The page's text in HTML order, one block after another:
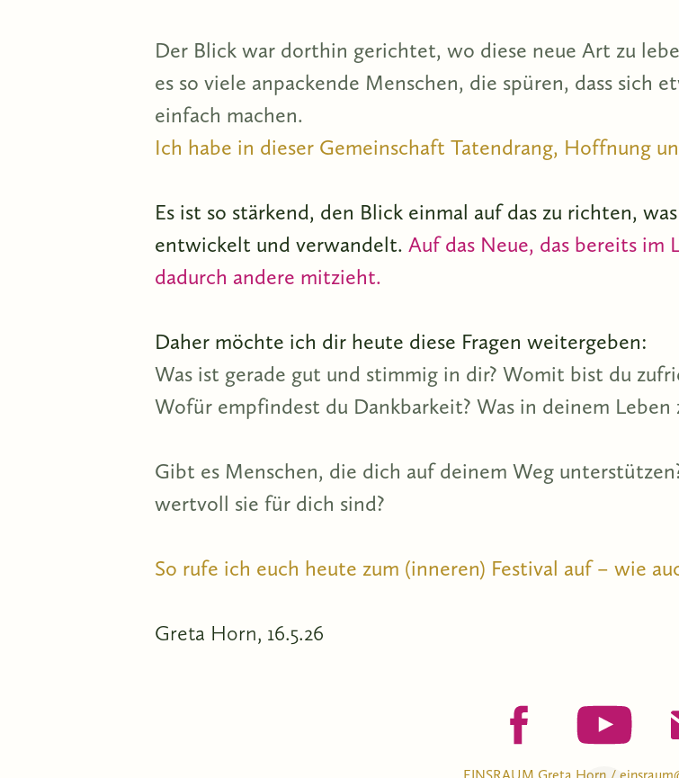
Der Blick war dorthin gerichtet, wo diese neue Art zu
es so viele anpackende Menschen, die spüren, dass sich
einfach machen.
Ich habe in dieser Gemeinschaft Tatendrang, Hoffnung
Es ist so stärkend, den Blick einmal auf das zu richten,
entwickelt und verwandelt. Auf das Neue, das bereits im
dadurch andere mitzieht.
Daher möchte ich dir heute diese Fragen weitergeben:
Was ist gerade gut und stimmig in dir? Womit bist du
Wofür empfindest du Dankbarkeit? Was in deinem
Gibt es Menschen, die dich auf deinem Weg
wertvoll sie für dich sind?
So rufe ich euch heute zum (inneren) Festival auf – wie
Greta Horn, 16.5.26